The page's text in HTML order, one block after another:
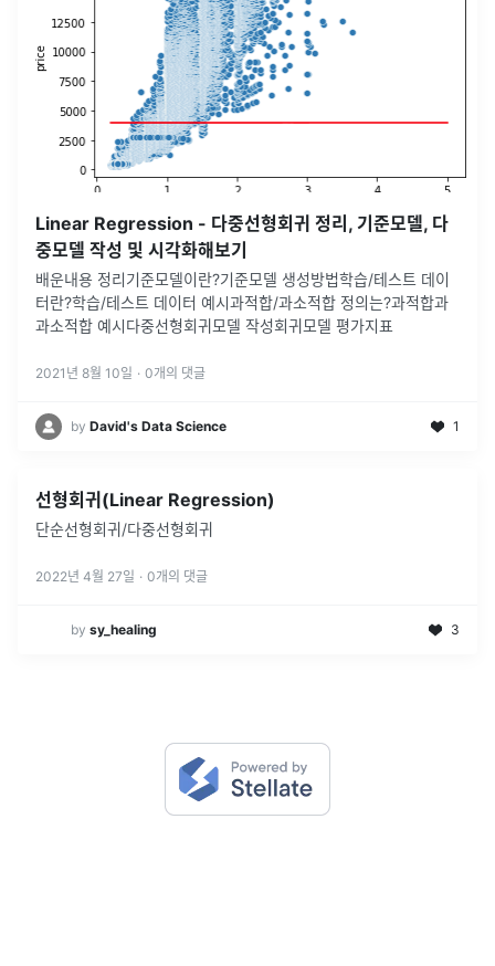
Linear Regression - 다중선형회귀 정리, 기준모델, 다
중모델 작성 및 시각화해보기
배운내용 정리기준모델이란?기준모델 생성방법학습/테스트 데이
터란?학습/테스트 데이터 예시과적합/과소적합 정의는?과적합과
과소적합 예시다중선형회귀모델 작성회귀모델 평가지표
2021년 8월 10일 · 0개의 댓글
by David's Data Science 1
선형회귀(Linear Regression)
단순선형회귀/다중선형회귀
2022년 4월 27일 · 0개의 댓글
by sy_healing 3